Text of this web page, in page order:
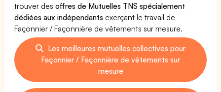
trouver desoffres de Mutuelles TNS spécialement
dédiées aux indépendants exerçant le travail de
Façonnier / Façonnière de vêtements sur mesure.
Les meilleures mutuelles collectives pour
Façonnier / Façonnière de vêtements sur
mesure